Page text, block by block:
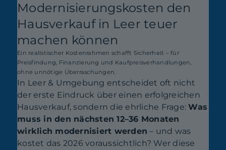
Modernisierungskosten den
Hausverkauf in Leer teuer
machen können
Ein realistischer Kostenrahmen schafft Sicherheit – für
Preisfindung, Finanzierung und Kaufpreisverhandlungen,
ohne unnötige Überraschungen.
In Leer & Umgebung entscheidet oft nicht
der erste Eindruck über einen erfolgreichen
Hausverkauf, sondern die ehrliche Frage:Was
muss in den nächsten 12–36 Monaten
wirklich modernisiert werden – und was
kostet das 2026 voraussichtlich? Wer diese